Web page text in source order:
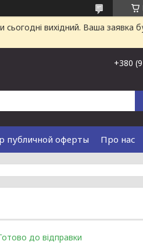
вихідний. Ваша
+380
публичной оферты Про нас
до відправки